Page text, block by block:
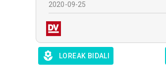
2020-09-25
LOREAK BIDALI